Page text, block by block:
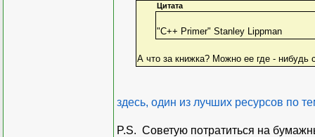
Цитата
"C++ Primer" Stanley Lippman
А что за книжка? Можно ее где - нибудь
здесь, один из лучших ресурсов по
P.S. Советую потратиться на